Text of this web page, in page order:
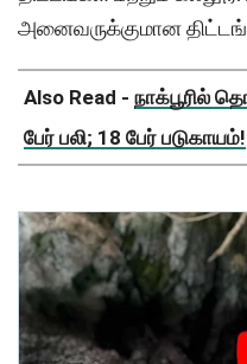
அனைவருக்குமான
Also Read - நாக்பூரில்
பேர் பலி; 18 பேர் படுகாயம்!